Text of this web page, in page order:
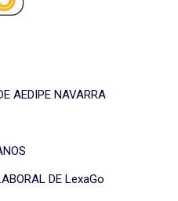
AEDIPE NAVARRA
DE LexaGo